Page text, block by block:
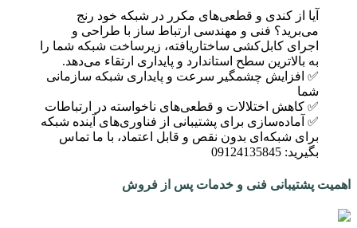
آیا از کندی و قطعی‌های مکرر در شبکه خود رنج
می‌برید؟ فنی و مهندسی ارتباط ساز با طراحی و
اجرای کابل‌کشی ساختاریافته، زیرساخت شبکه شما را
به بالاترین سطح استاندارد و پایداری ارتقاء می‌دهد.
✅ افزایش چشمگیر سرعت و پایداری شبکه سازمانی
شما
✅ کاهش اختلالات و قطعی‌های ناخواسته در ارتباطات
✅ آماده‌سازی برای پشتیبانی از فناوری‌های آینده شبکه
برای شبکه‌ای بدون نقص و قابل اعتماد، با ما تماس
بگیرید: 09124135845
اهمیت پشتیبانی فنی و خدمات پس از فروش